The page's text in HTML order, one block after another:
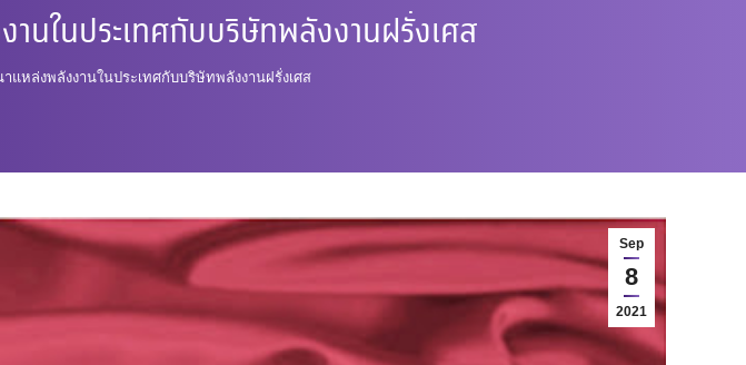
ในประเทศกับบริษัทพลังงานฝรั่งเศส
หล่งพลังงานในประเทศกับบริษัทพลังงานฝรั่งเศส
Sep
8
2021